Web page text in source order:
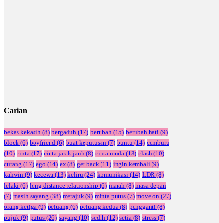
Carian
bekas kekasih (8) bergaduh (17) berubah (15) berubah hati (9)
block (6) boyfriend (6) buat keputusan (7) buntu (14) cemburu
(10) cinta (17) cinta jarak jauh (8) cinta muda (13) clash (10)
curang (17) ego (14) ex (8) get back (11) ingin kembali (9)
kahwin (9) kecewa (13) keliru (24) komunikasi (14) LDR (8)
lelaki (6) long distance relationship (6) marah (8) masa depan
(7) masih sayang (38) merajuk (9) minta putus (7) move on (27)
orang ketiga (9) peluang (6) peluang kedua (8) pengganti (8)
pujuk (9) putus (26) sayang (10) sedih (12) setia (8) stress (7)